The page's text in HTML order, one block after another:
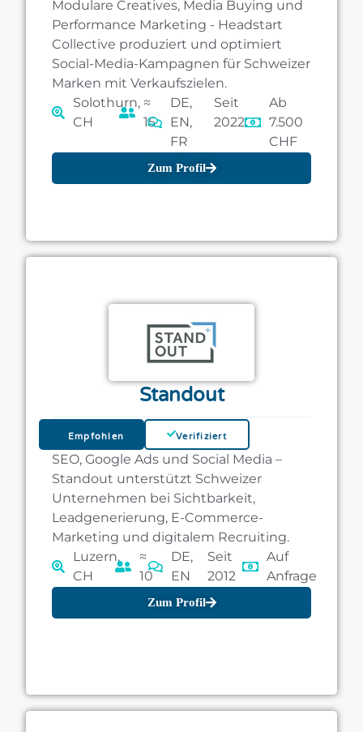
Modulare Creatives, Media Buying und
Performance Marketing - Headstart
Collective produziert und optimiert
Social-Media-Kampagnen für Schweizer
Marken mit Verkaufszielen.
Solothurn,
CH
≈
15
DE,
EN,
FR
Seit
2022
Ab
7.500
CHF
Zum Profil
Standout
Empfohlen Verifiziert
SEO, Google Ads und Social Media –
Standout unterstützt Schweizer
Unternehmen bei Sichtbarkeit,
Leadgenerierung, E-Commerce-
Marketing und digitalem Recruiting.
Luzern,
CH
≈
10
DE,
EN
Seit
2012
Auf
Anfrage
Zum Profil